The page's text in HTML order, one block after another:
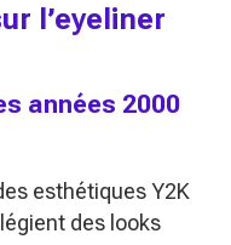
l’eyeliner
années 2000
esthétiques Y2K
des looks